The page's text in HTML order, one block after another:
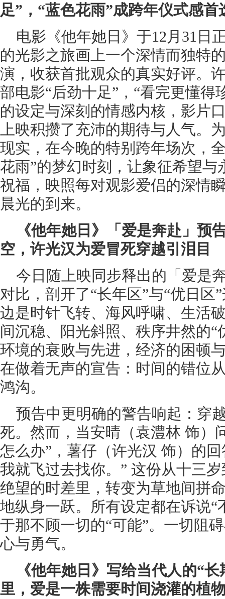
足”，“蓝色花雨”成跨年仪式感首
电影《他年她日》于12月31日
的光影之旅画上一个深情而独特
演，收获首批观众的真实好评。
部电影“后劲十足”，“看完更懂得
的设定与深刻的情感内核，影片
上映积攒了充沛的期待与人气。
现实，在今晚的特别跨年场次，
花雨”的梦幻时刻，让象征希望与
祝福，映照每对观影爱侣的深情
晨光的到来。
《他年她日》「爱是奔赴」预
空，许光汉为爱冒死穿越引泪目
今日随上映同步释出的「爱是
对比，剖开了“长年区”与“优日
边是时针飞转、海风呼啸、生活
间沉稳、阳光斜照、秩序井然的
环境的衰败与先进，经济的困
在做着无声的宣告：时间的错位
鸿沟。
预告中更明确的警告响起：穿
死。然而，当安晴（袁澧林 饰）
怎么办”，薯仔（许光汉 饰）的
我就飞过去找你。” 这份从十三
绝望的时差里，转变为草地间拼
地纵身一跃。所有设定都在诉说
于那不顾一切的“可能”。一切阻
心与勇气。
《他年她日》写给当代人的“
里，爱是一株需要时间浇灌的植